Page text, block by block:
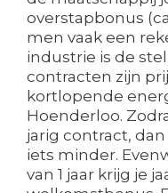
overstapbonus
men vaak een
industrie is de
contracten zijn
kortlopende
Hoenderloo.
jarig contract,
iets minder.
van 1 jaar krijg je